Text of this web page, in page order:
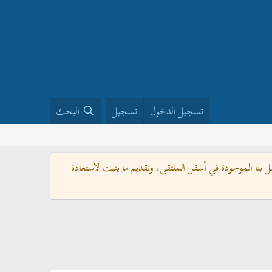
تسجيل الدخول تسجيل البحث
الموجودة في أسفل الملتقى، وتقديم ما يثبت لاستعادة